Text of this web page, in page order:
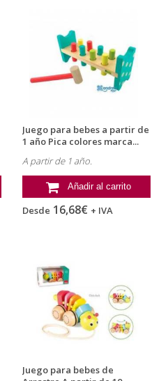
Juego para bebes a partir de
1 año Pica colores marca...
A partir de 1 año.
Añadir al carrito
Desde 16,68€ + IVA
Juego para bebes de